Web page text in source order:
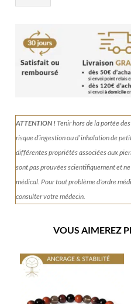
Bracelet
énergétique
ATTENTION !Tenirhors de la portée
risque d’ingestion ou d’ inhalation de
différentes propriétés associées aux
sont pas prouvées scientifiquement et
médical. Pour tout problème d'ordre
consulter votre médecin.
VOUS AIMEREZ